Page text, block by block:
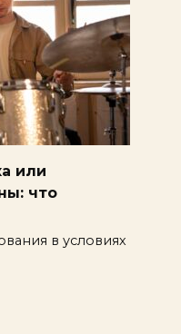
или
что
в условиях